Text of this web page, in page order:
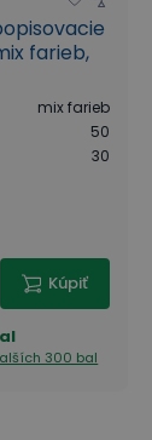
farieb,
mix farieb
50
30
Kúpiť
300 bal